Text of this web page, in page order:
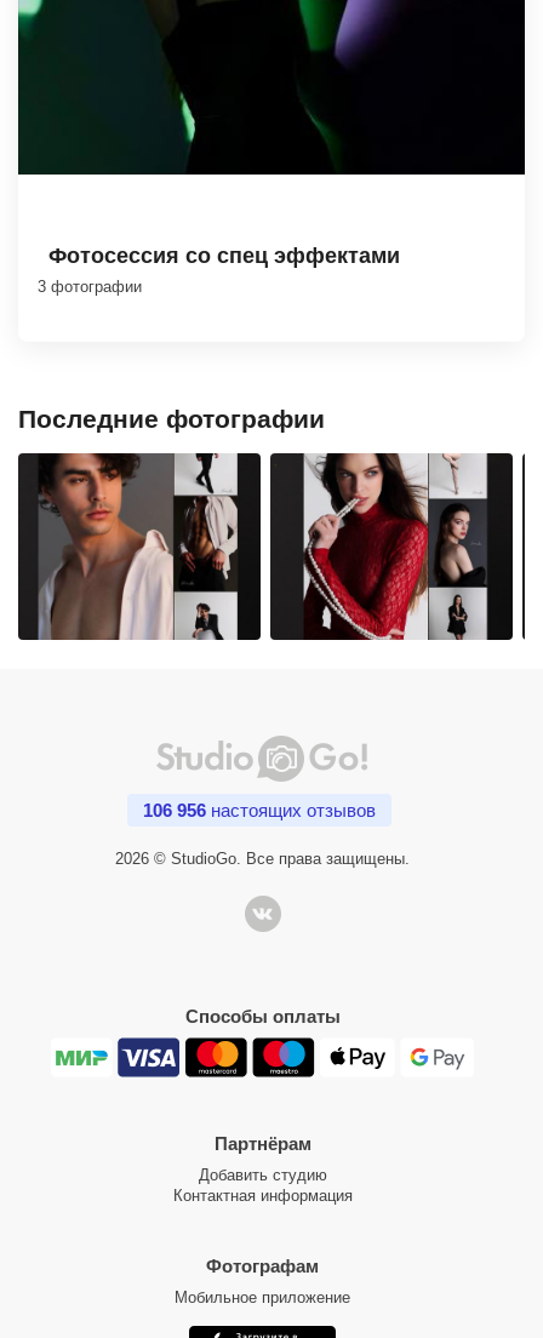
Фотосессия со спец эффектами
3 фотографии
Последние фотографии
106 956 настоящих отзывов
2026 © StudioGo. Все права защищены.
Способы оплаты
Партнёрам
Добавить студию
Контактная информация
Фотографам
Мобильное приложение